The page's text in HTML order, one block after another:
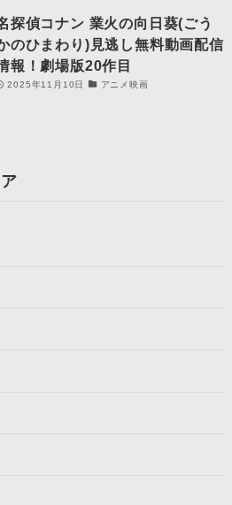
探偵コナン 業火の向日葵(ごう
のひまわり)見逃し無料動画配信
報！劇場版20作目
2025年11月10日 アニメ映画